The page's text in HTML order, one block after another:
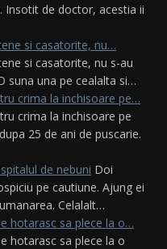
Insotit de doctor, acestia ii
si casatorite, nu…
si casatorite, nu s-au
suna una pe cealalta si…
crima la inchisoare pe…
crima la inchisoare pe
25 de ani de puscarie.
de nebuni Doi
pe cautiune. Ajung ei
Celalalt…
hotarasc sa plece la o…
hotarasc sa plece la o